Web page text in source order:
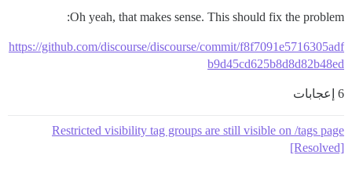
Oh yeah, that makes sense. This should fix the problem:
https://github.com/discourse/discourse/commit/f8f7091e5716305adf
b9d45cd625b8d8d82b48ed
6 إعجابات
Restricted visibility tag groups are still visible on /tags page
[Resolved]